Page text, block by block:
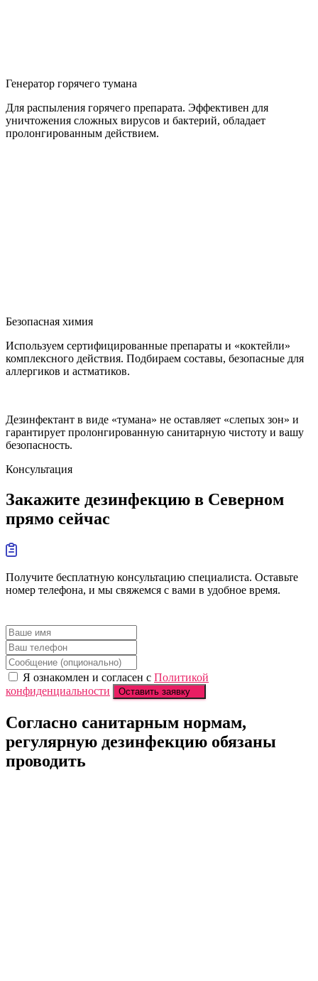
Генератор горячего тумана
Для распыления горячего препарата. Эффективен для
уничтожения сложных вирусов и бактерий, обладает
пролонгированным действием.
Безопасная химия
Используем сертифицированные препараты и «коктейли»
комплексного действия. Подбираем составы, безопасные для
аллергиков и астматиков.
Дезинфектант в виде «тумана» не оставляет «слепых зон» и
гарантирует пролонгированную санитарную чистоту и вашу
безопасность.
Консультация
Закажите дезинфекцию в Северном
прямо сейчас
Получите бесплатную консультацию специалиста. Оставьте
номер телефона, и мы свяжемся с вами в удобное время.
Я ознакомлен и согласен с Политикой
конфиденциальности
Оставить заявку
Согласно санитарным нормам,
регулярную дезинфекцию обязаны
проводить